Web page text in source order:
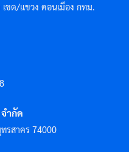
ขต/แขวง ดอนเมือง กทม.
ำกัด
รสาคร 74000